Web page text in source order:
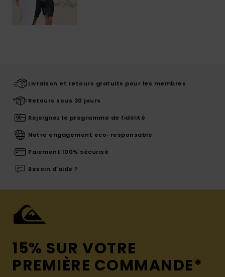
Livraison et retours gratuits pour les membres
Retours sous 30 jours
Rejoignez le programme de fidélité
Notre engagement eco-responsable
Paiement 100% sécurisé
Besoin d'aide ?
15% SUR VOTRE
PREMIÈRE COMMANDE*